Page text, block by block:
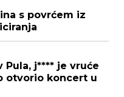
s povrćem iz
Pula, j**** je vruće
otvorio koncert u